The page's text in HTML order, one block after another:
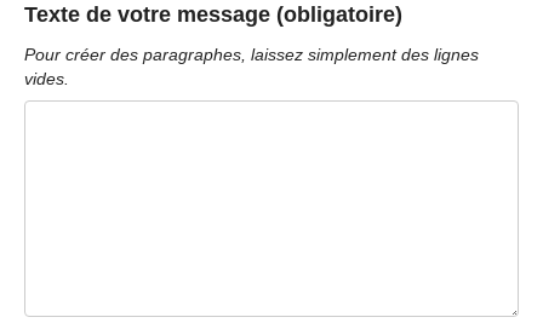
Texte de votre message (obligatoire)
Pour créer des paragraphes, laissez simplement des lignes
vides.